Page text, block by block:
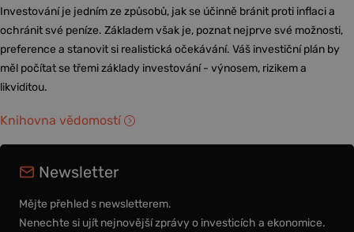
Investování je jedním ze způsobů, jak se účinně bránit proti inflaci a
ochránit své peníze. Základem však je, poznat nejprve své možnosti,
preference a stanovit si realistická očekávání. Váš investiční plán by
měl počítat se třemi základy investování - výnosem, rizikem a
likviditou.
Knihovna vědomostí
Newsletter
Mějte přehled s newsletterem.
Nenechte si ujít nejnovější zprávy o investicích a ekonomice.